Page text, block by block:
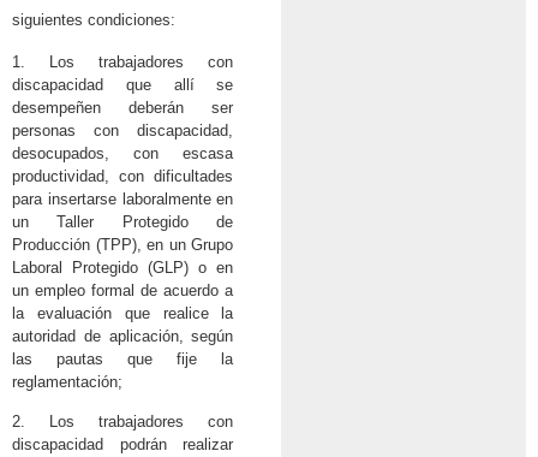
siguientes condiciones:
1. Los trabajadores con
discapacidad que allí se
desempeñen deberán ser
personas con discapacidad,
desocupados, con escasa
productividad, con dificultades
para insertarse laboralmente en
un Taller Protegido de
Producción (TPP), en un Grupo
Laboral Protegido (GLP) o en
un empleo formal de acuerdo a
la evaluación que realice la
autoridad de aplicación, según
las pautas que fije la
reglamentación;
2. Los trabajadores con
discapacidad podrán realizar